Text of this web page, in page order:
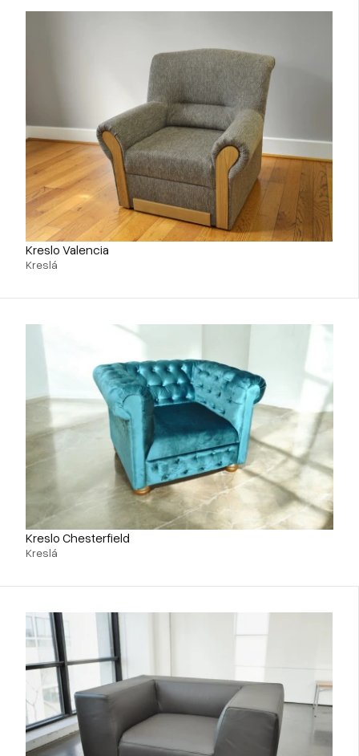
Kreslo Valencia
Kreslá
Kreslo Chesterfield
Kreslá